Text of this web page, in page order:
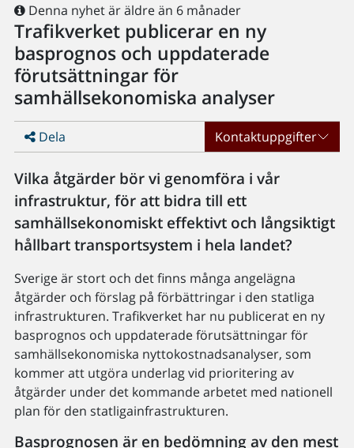
Denna nyhet är äldre än 6 månader
Trafikverket publicerar en ny
basprognos och uppdaterade
förutsättningar för
samhällsekonomiska analyser
Dela Kontaktuppgifter
Vilka åtgärder bör vi genomföra i vår
infrastruktur, för att bidra till ett
samhällsekonomiskt effektivt och långsiktigt
hållbart transportsystem i hela landet?
Sverige är stort och det finns många angelägna
åtgärder och förslag på förbättringar i den statliga
infrastrukturen. Trafikverket har nu publicerat en ny
basprognos och uppdaterade förutsättningar för
samhällsekonomiska nyttokostnadsanalyser, som
kommer att utgöra underlag vid prioritering av
åtgärder under det kommande arbetet med nationell
plan för den statligainfrastrukturen.
Basprognosen är en bedömning av den mest